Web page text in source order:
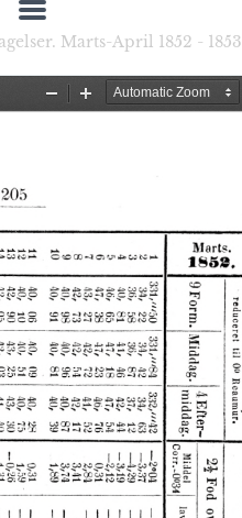
Marts-April 1852 - 1853